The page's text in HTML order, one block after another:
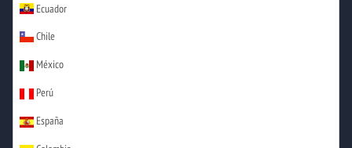
Ecuador
Chile
México
Perú
España